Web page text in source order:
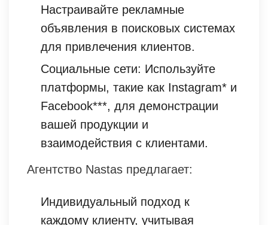
Настраивайте рекламные
объявления в поисковых системах
для привлечения клиентов.
Социальные сети: Используйте
платформы, такие как Instagram* и
Facebook***, для демонстрации
вашей продукции и
взаимодействия с клиентами.
Агентство Nastas предлагает:
Индивидуальный подход к
каждому клиенту, учитывая